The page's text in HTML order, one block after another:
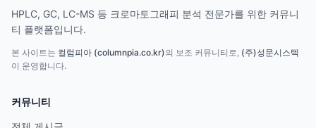
HPLC, GC, LC-MS 등 크로마토그래피 분석 전문가를 위한 커뮤니
티 플랫폼입니다.
본 사이트는 컬럼피아 (columnpia.co.kr)의 보조 커뮤니티로, (주)성문시스텍
이 운영합니다.
커뮤니티